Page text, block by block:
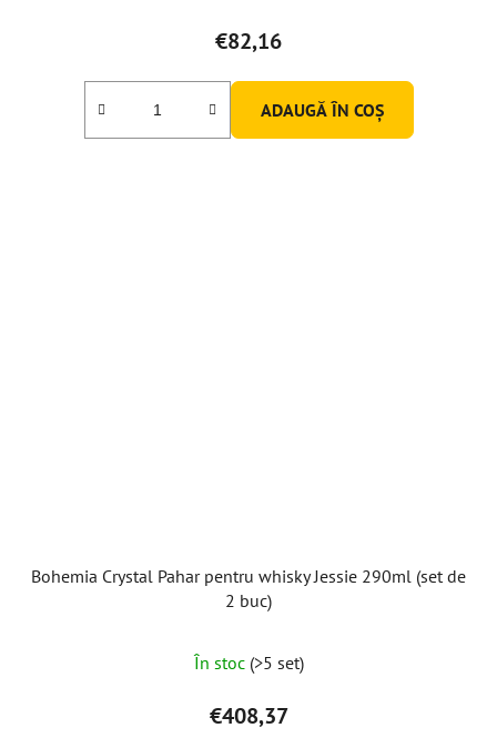
€82,16
ADAUGĂ ÎN COŞ
Bohemia Crystal Pahar pentru whisky Jessie 290ml (set de
2 buc)
În stoc (>5 set)
€408,37